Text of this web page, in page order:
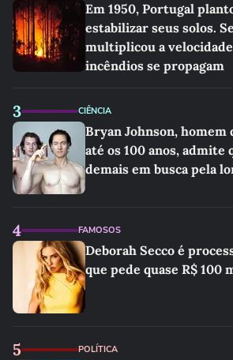
Em 1950, Portugal
estabilizar seus solos.
multiplicou a
incêndios se propagam
3 CIÊNCIA
Bryan Johnson,
até os 100 anos, admite
demais em busca pela
4 FAMOSOS
Deborah Secco é
que pede quase R$ 100
5 POLÍTICA